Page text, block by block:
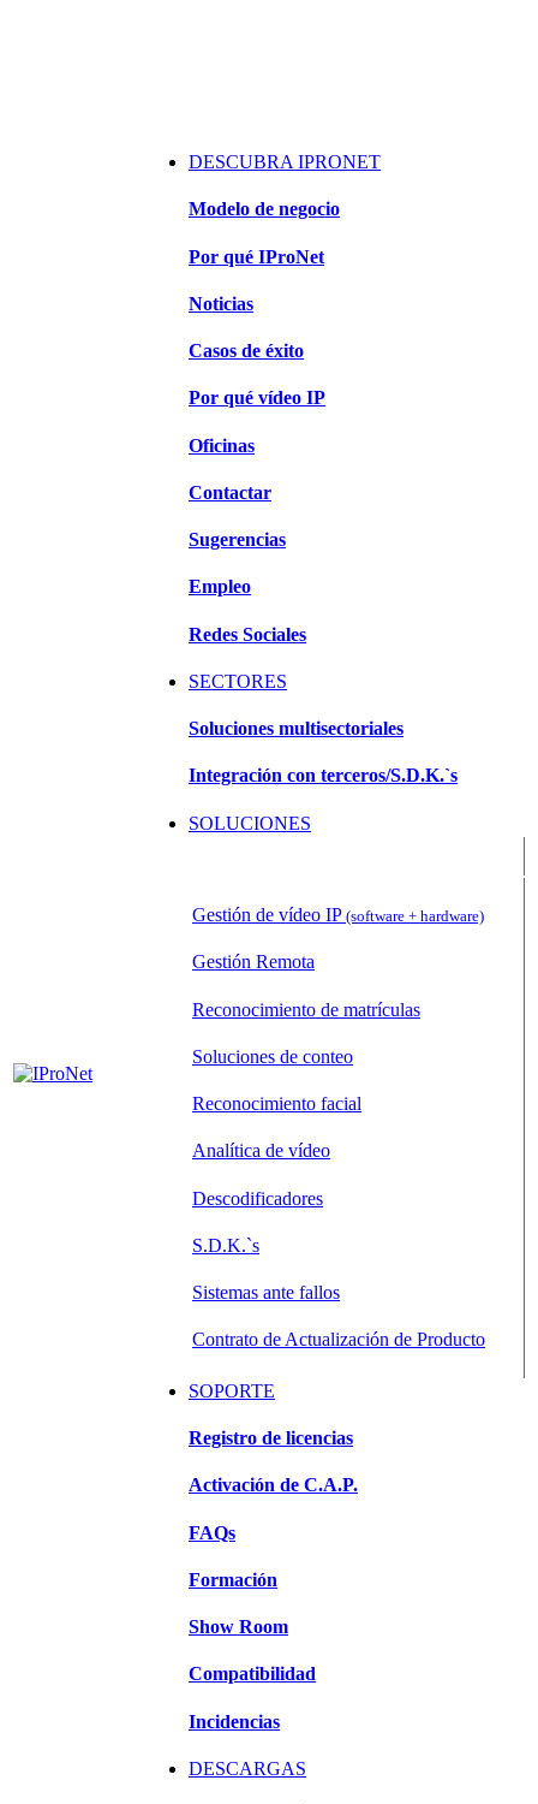
DESCUBRA IPRONET
Modelo de negocio
Por qué IProNet
Noticias
Casos de éxito
Por qué vídeo IP
Oficinas
Contactar
Sugerencias
Empleo
Redes Sociales
SECTORES
Soluciones multisectoriales
Integración con terceros/S.D.K.`s
SOLUCIONES
Gestión de vídeo IP (software + hardware)
Gestión Remota
Reconocimiento de matrículas
Soluciones de conteo
Reconocimiento facial
Analítica de vídeo
Descodificadores
S.D.K.`s
Sistemas ante fallos
Contrato de Actualización de Producto
SOPORTE
Registro de licencias
Activación de C.A.P.
FAQs
Formación
Show Room
Compatibilidad
Incidencias
DESCARGAS